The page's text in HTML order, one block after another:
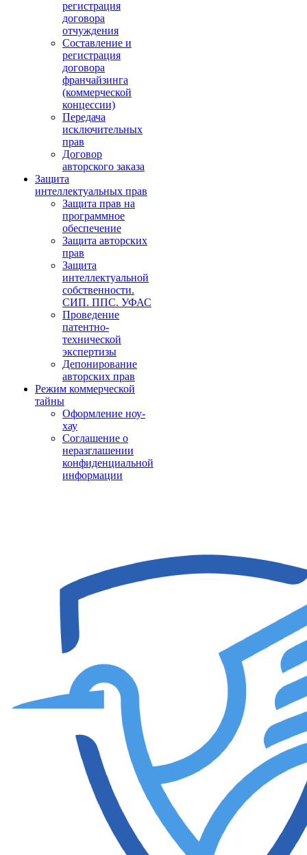
регистрация
договора
отчуждения
Составление и
регистрация
договора
франчайзинга
(коммерческой
концессии)
Передача
исключительных
прав
Договор
авторского заказа
Защита
интеллектуальных прав
Защита прав на
программное
обеспечение
Защита авторских
прав
Защита
интеллектуальной
собственности.
СИП. ППС. УФАС
Проведение
патентно-
технической
экспертизы
Депонирование
авторских прав
Режим коммерческой
тайны
Оформление ноу-
хау
Соглашение о
неразглашении
конфиденциальной
информации